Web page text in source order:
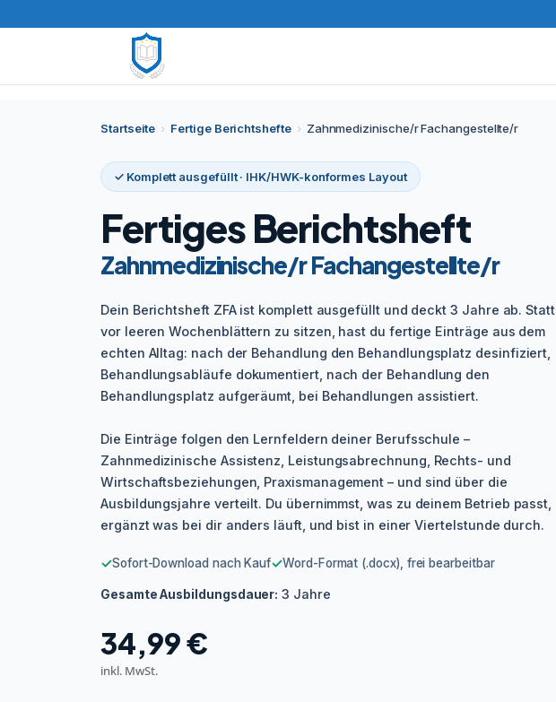
Startseite › Fertige Berichtshefte › Zahnmedizinische/r Fachangestellte/r
✓ Komplett ausgefüllt · IHK/HWK-konformes Layout
Fertiges Berichtsheft
Zahnmedizinische/r Fachangestellte/r
Dein Berichtsheft ZFA ist komplett ausgefüllt und deckt 3 Jahre ab. Statt
vor leeren Wochenblättern zu sitzen, hast du fertige Einträge aus dem
echten Alltag: nach der Behandlung den Behandlungsplatz desinfiziert,
Behandlungsabläufe dokumentiert, nach der Behandlung den
Behandlungsplatz aufgeräumt, bei Behandlungen assistiert.
Die Einträge folgen den Lernfeldern deiner Berufsschule –
Zahnmedizinische Assistenz, Leistungsabrechnung, Rechts- und
Wirtschaftsbeziehungen, Praxismanagement – und sind über die
Ausbildungsjahre verteilt. Du übernimmst, was zu deinem Betrieb passt,
ergänzt was bei dir anders läuft, und bist in einer Viertelstunde durch.
✓Sofort-Download nach Kauf✓Word-Format (.docx), frei bearbeitbar
Gesamte Ausbildungsdauer: 3 Jahre
34,99€
inkl. MwSt.